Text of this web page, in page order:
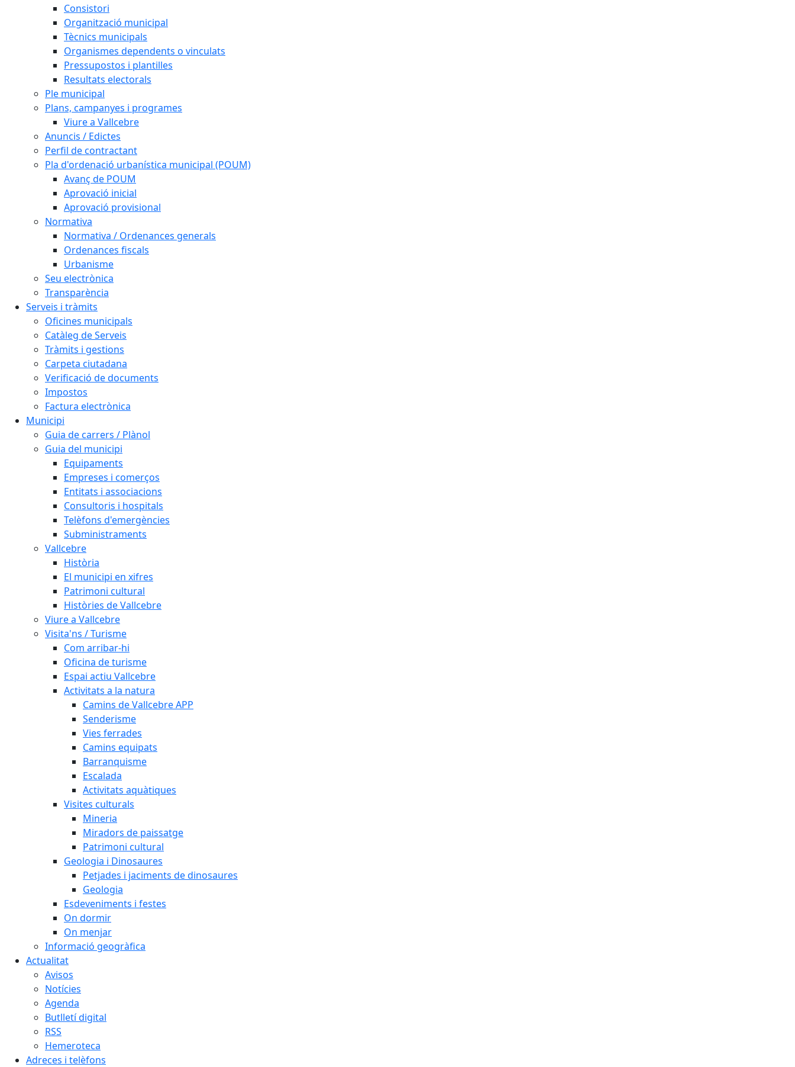
Consistori
Organització municipal
Tècnics municipals
Organismes dependents o vinculats
Pressupostos i plantilles
Resultats electorals
Ple municipal
Plans, campanyes i programes
Viure a Vallcebre
Anuncis / Edictes
Perfil de contractant
Pla d'ordenació urbanística municipal (POUM)
Avanç de POUM
Aprovació inicial
Aprovació provisional
Normativa
Normativa / Ordenances generals
Ordenances fiscals
Urbanisme
Seu electrònica
Transparència
Serveis i tràmits
Oficines municipals
Catàleg de Serveis
Tràmits i gestions
Carpeta ciutadana
Verificació de documents
Impostos
Factura electrònica
Municipi
Guia de carrers / Plànol
Guia del municipi
Equipaments
Empreses i comerços
Entitats i associacions
Consultoris i hospitals
Telèfons d'emergències
Subministraments
Vallcebre
Història
El municipi en xifres
Patrimoni cultural
Històries de Vallcebre
Viure a Vallcebre
Visita'ns / Turisme
Com arribar-hi
Oficina de turisme
Espai actiu Vallcebre
Activitats a la natura
Camins de Vallcebre APP
Senderisme
Vies ferrades
Camins equipats
Barranquisme
Escalada
Activitats aquàtiques
Visites culturals
Mineria
Miradors de paissatge
Patrimoni cultural
Geologia i Dinosaures
Petjades i jaciments de dinosaures
Geologia
Esdeveniments i festes
On dormir
On menjar
Informació geogràfica
Actualitat
Avisos
Notícies
Agenda
Butlletí digital
RSS
Hemeroteca
Adreces i telèfons